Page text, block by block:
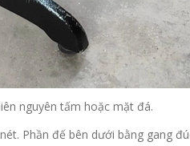
nguyên tấm hoặc mặt đá.
Phần đế bên dưới bằng gang